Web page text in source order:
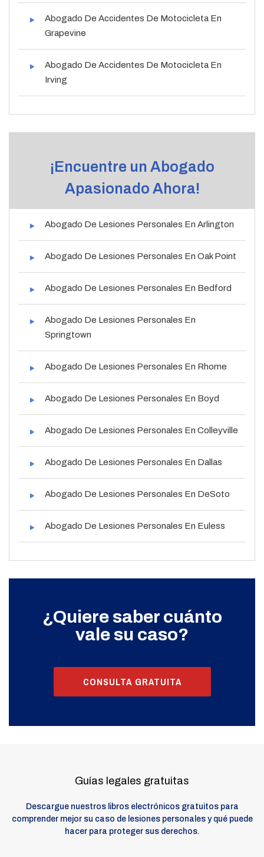
Abogado De Accidentes De Motocicleta En
Grapevine
Abogado De Accidentes De Motocicleta En
Irving
¡Encuentre un Abogado
Apasionado Ahora!
Abogado De Lesiones Personales En Arlington
Abogado De Lesiones Personales En Oak Point
Abogado De Lesiones Personales En Bedford
Abogado De Lesiones Personales En
Springtown
Abogado De Lesiones Personales En Rhome
Abogado De Lesiones Personales En Boyd
Abogado De Lesiones Personales En Colleyville
Abogado De Lesiones Personales En Dallas
Abogado De Lesiones Personales En DeSoto
Abogado De Lesiones Personales En Euless
¿Quiere saber cuánto
vale su caso?
CONSULTA GRATUITA
Guías legales gratuitas
Descargue nuestros libros electrónicos gratuitos para
comprender mejor su caso de lesiones personales y qué puede
hacer para proteger sus derechos.